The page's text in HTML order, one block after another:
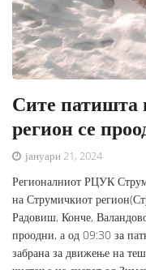
Сите патишта
регион се
јануари 21, 2024
Регионалниот РЦУК
на Струмичкиот
Радовиш, Конче,
проодни, а од 09:30 за
забрана за движење на